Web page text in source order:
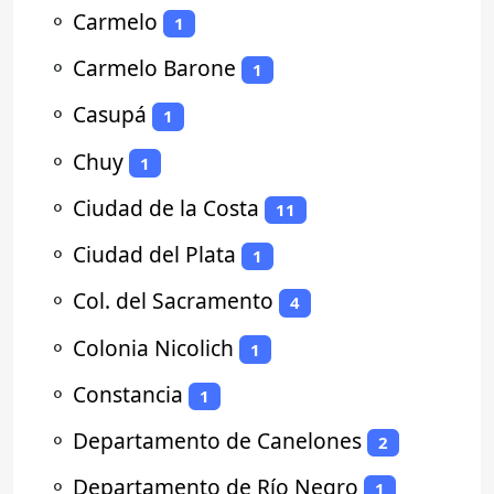
⚬ Carmelo 1
⚬ Carmelo Barone 1
⚬ Casupá 1
⚬ Chuy 1
⚬ Ciudad de la Costa 11
⚬ Ciudad del Plata 1
⚬ Col. del Sacramento 4
⚬ Colonia Nicolich 1
⚬ Constancia 1
⚬ Departamento de Canelones 2
⚬ Departamento de Río Negro 1